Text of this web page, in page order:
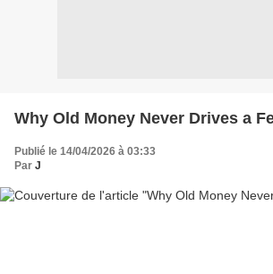
Why Old Money Never Drives a
Publié le 14/04/2026 à 03:33
Par J